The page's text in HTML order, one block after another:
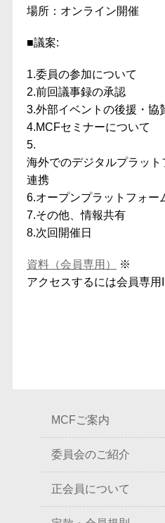
場所：オンライン開催
■議案​:
1.委員の参加について
2.前回議事録の承認
3.外部イベントの後援・協
4.MCFセミナーについて
5.
海外でのデジタルプラッ
連携
6.オープンプラットフォー
7.その他、情報共有
8.次回開催日
資料（会員専用）
※
アクセスするには会員専用
MCFご案内
委員会のご紹介
正会員について